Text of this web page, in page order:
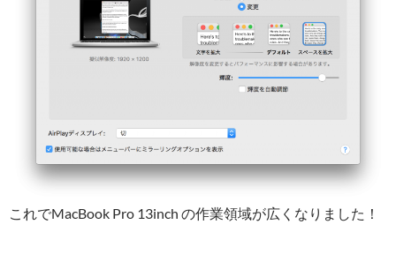
これでMacBook Pro 13inch の作業領域が広くなりました！